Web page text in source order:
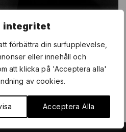
integritet
förbättra din surfupplevelse,
eller innehåll och
att klicka på 'Acceptera alla'
av cookies.
Acceptera Alla